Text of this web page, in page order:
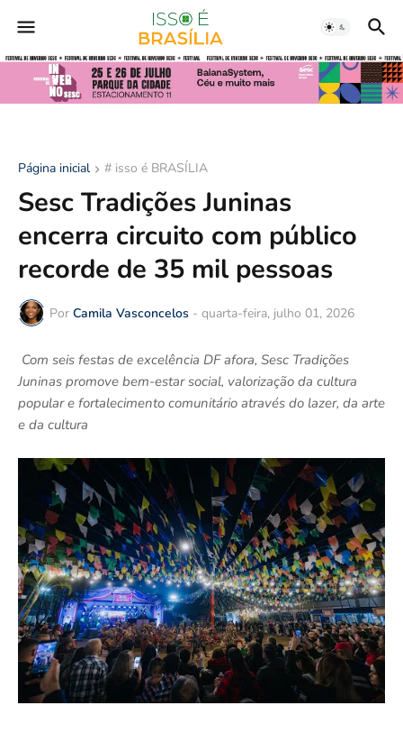
Página inicial # isso é BRASÍLIA
Sesc Tradições Juninas
encerra circuito com público
recorde de 35 mil pessoas
Por Camila Vasconcelos - quarta-feira, julho 01, 2026
Com seis festas de excelência DF afora, Sesc Tradições
Juninas promove bem-estar social, valorização da cultura
popular e fortalecimento comunitário através do lazer, da arte
e da cultura